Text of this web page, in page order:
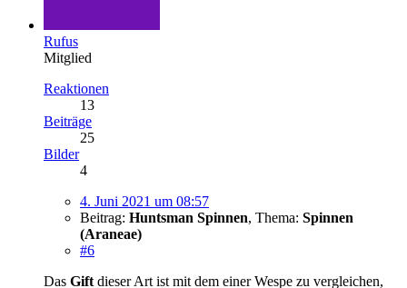
Rufus
Mitglied
Reaktionen
13
Beiträge
25
Bilder
4
4. Juni 2021 um 08:57
Beitrag: Huntsman Spinnen, Thema: Spinnen
(Araneae)
#6
Das Gift dieser Art ist mit dem einer Wespe zu vergleichen,